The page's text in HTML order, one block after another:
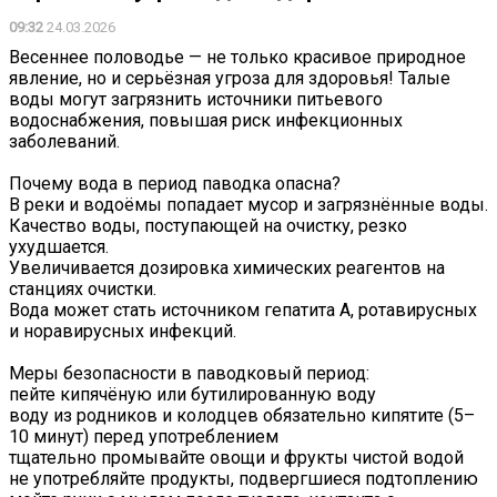
09:32 24.03.2026
Весеннее половодье — не только красивое природное
явление, но и серьёзная угроза для здоровья! Талые
воды могут загрязнить источники питьевого
водоснабжения, повышая риск инфекционных
заболеваний.
Почему вода в период паводка опасна?
В реки и водоёмы попадает мусор и загрязнённые воды.
Качество воды, поступающей на очистку, резко
ухудшается.
Увеличивается дозировка химических реагентов на
станциях очистки.
Вода может стать источником гепатита А, ротавирусных
и норавирусных инфекций.
Меры безопасности в паводковый период:
пейте кипячёную или бутилированную воду
воду из родников и колодцев обязательно кипятите (5–
10 минут) перед употреблением
тщательно промывайте овощи и фрукты чистой водой
не употребляйте продукты, подвергшиеся подтоплению